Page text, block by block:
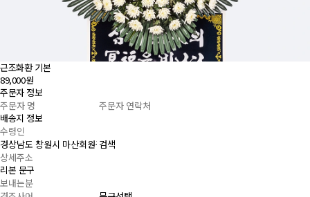
근조화환 기본
89,000원
주문자 정보
배송지 정보
검색
리본 문구